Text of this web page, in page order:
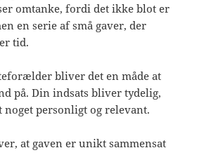
omtanke, fordi det ikke blot er
en serie af små gaver, der
tid.
bliver det en måde at
på. Din indsats bliver tydelig,
personligt og relevant.
at gaven er unikt sammensat